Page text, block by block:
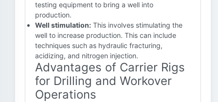
testing equipment to bring a well into
production.
Well stimulation: This involves stimulating the
well to increase production. This can include
techniques such as hydraulic fracturing,
acidizing, and nitrogen injection.
Advantages of Carrier Rigs
for Drilling and Workover
Operations